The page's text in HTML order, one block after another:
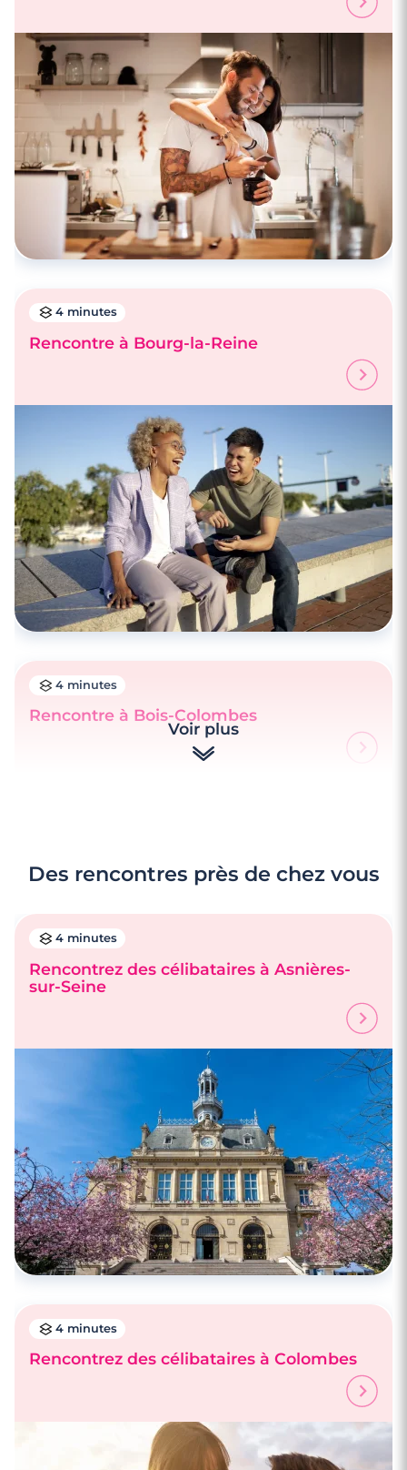
4 minutes
Rencontre à Bourg-la-Reine
4 minutes
Rencontre à Bois-Colombes
Faire des rencontres à Vincennes
Voir plus
Des rencontres près de chez vous
4 minutes
Rencontrez des célibataires à Asnières-
sur-Seine
4 minutes
Rencontrez des célibataires à Colombes